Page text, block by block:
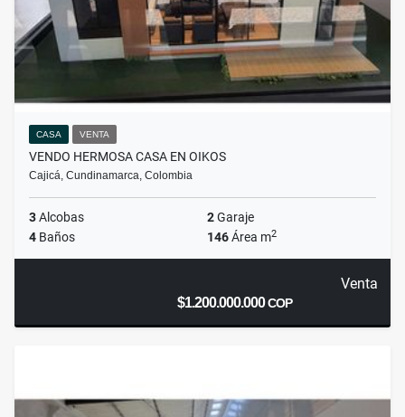
CASA VENTA
VENDO HERMOSA CASA EN OIKOS
Cajicá, Cundinamarca, Colombia
3Alcobas 2Garaje
4 Baños 146Área m2
Venta
$1.200.000.000COP